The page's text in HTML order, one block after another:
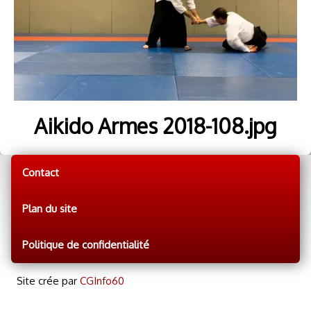
Aikido Armes 2018-108.jpg
Contact
Plan du site
Politique de confidentialité
Site crée par CGInfo60